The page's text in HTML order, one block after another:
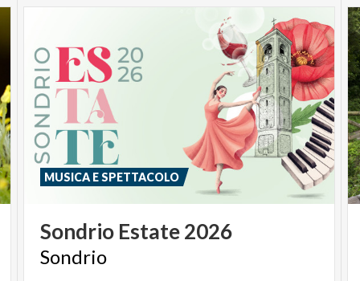
Sondrio Estate2026
Sondrio
MUSICA E SPETTACOLO